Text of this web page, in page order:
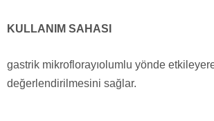
KULLANIM SAHASI
gastrik mikroflorayıolumlu yönde
değerlendirilmesini sağlar.